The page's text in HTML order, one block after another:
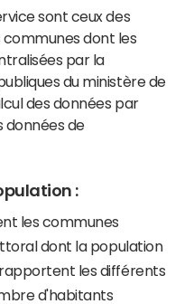
sont ceux des
communes dont les
par la
du ministère de
des données par
données de
:
les communes
dont la population
les différents
d'habitants